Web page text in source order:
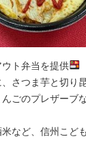
ト弁当を提供
さつま芋と切り
ごのプレザーブ
など、信州こど